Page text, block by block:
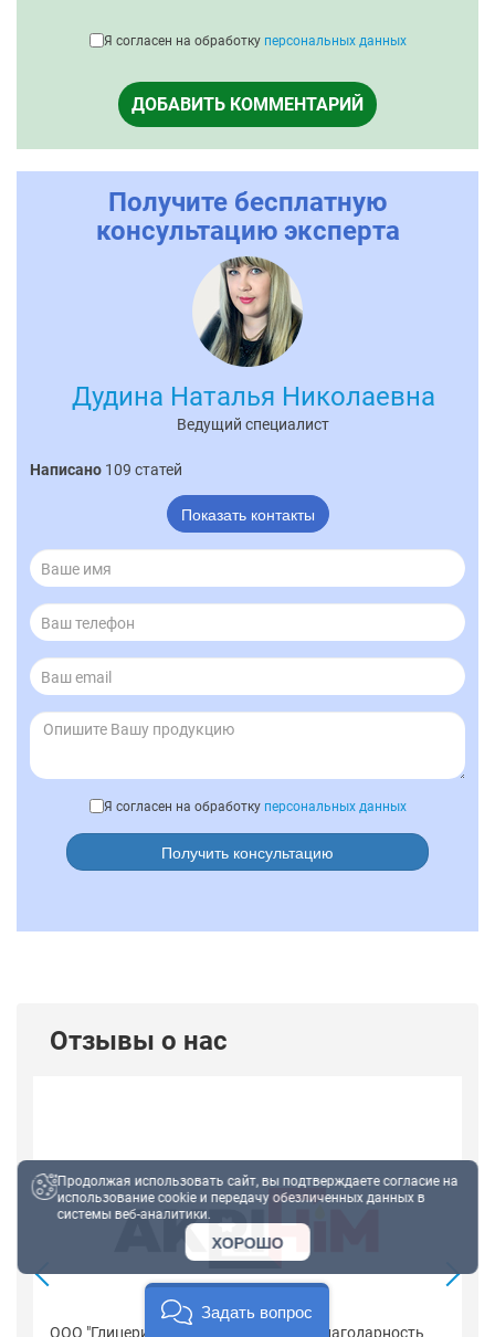
Я согласен на обработку персональных данных
ДОБАВИТЬ КОММЕНТАРИЙ
Получите бесплатную
консультацию эксперта
Дудина Наталья Николаевна
Ведущий специалист
Написано 109 статей
Показать контакты
Я согласен на обработку персональных данных
Получить консультацию
Отзывы о нас
ООО "Глицерин солюшен" выражает благодарность
Продолжая использовать сайт, вы подтверждаете согласие на
использование cookie и передачу обезличенных данных в
системы веб-аналитики.
ХОРОШО
Задать вопрос